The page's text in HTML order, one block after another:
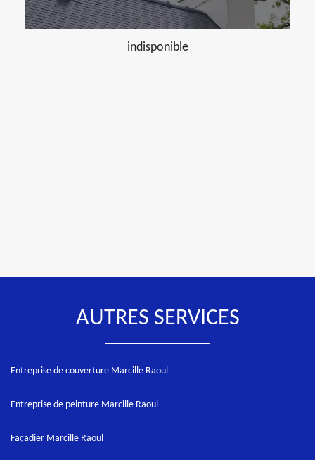
indisponible
AUTRES SERVICES
Entreprise de couverture Marcille Raoul
Entreprise de peinture Marcille Raoul
Façadier Marcille Raoul